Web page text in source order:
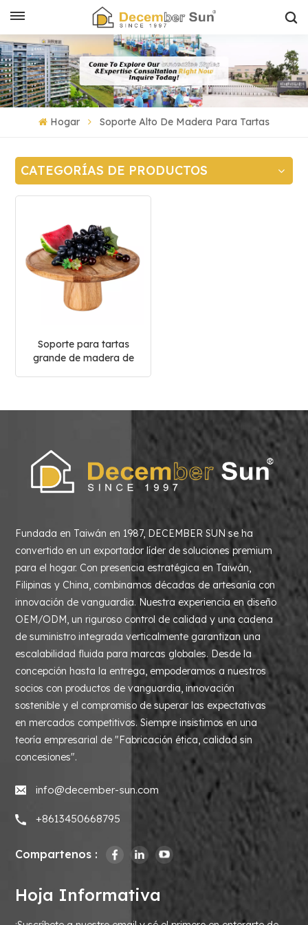
Hogar Soporte Alto De Madera Para Tartas
CATEGORÍAS DE PRODUCTOS
Soporte para tartas
grande de madera de
Fundada en Taiwán en 1987, DECEMBER SUN se ha
convertido en un exportador líder de soluciones premium
para el hogar. Con presencia estratégica en Taiwán,
Filipinas y China, combinamos décadas de artesanía con
innovación de vanguardia. Nuestra experiencia en diseño
OEM/ODM, un riguroso control de calidad y una cadena
de suministro integrada verticalmente garantizan una
escalabilidad fluida para marcas globales. Desde la
concepción hasta la entrega, empoderamos a nuestros
socios con productos de vanguardia, innovación
sostenible y el compromiso de superar las expectativas
en mercados competitivos. Siempre insistimos en una
teoría empresarial de "Fabricación ética, calidad sin
concesiones".
info@december-sun.com
+8613450668795
Compartenos :
Hoja Informativa